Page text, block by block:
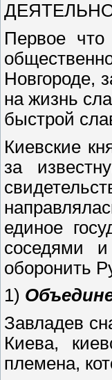
Первое
Новгороде,
на жизнь
быстрой
Киевские
за
единое
соседями
оборонить
1)
Завладев
Киева,
племена,